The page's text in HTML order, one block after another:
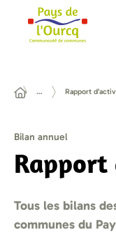
… Rapport
Bilan annuel
Rapport
Tous les bilans
communes du